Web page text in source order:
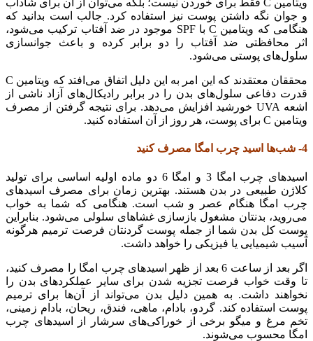
ویتامین C فقط برای خوردن نیست؛ بلکه می‌توان از آن برای شاداب
و جوان نگه داشتن پوست نیز استفاده کرد. جالب است بدانید که
هنگامی که ویتامین C با SPF موجود در ضد آفتاب ترکیب می‌شود،
اثر محافظتی ضد آفتاب را دو برابر کرده و باعث جوانسازی
سلول‌های پوستی می‌شود.
محققان معتقدند كه این امر به این دلیل اتفاق می‌افتد كه ویتامین C
قدرت دفاعی سلول‌های بدن را در برابر رادیكال‌های آزاد ناشی از
اشعه UVA خورشید افزایش می‌دهد. برای نتیجه گرفتن از مصرف
ویتامین C برای پوست، هر روز از آن استفاده کنید.
4- شب‌ها اسید چرب امگا مصرف کنید
اسیدهای چرب امگا 3 و امگا 6 دو ماده اولیه اساسی برای تولید
کلاژن طبیعی در بدن هستند. بهترین زمان برای مصرف اسیدهای
چرب امگا هنگام عصر و شب است. هنگامی که شما به خواب
می‌روید، بدنتان مشغول بازسازی غشاهای سلولی می‌شود. بنابراین
پوست کل بدن شما از جمله پوست گردنتان فرصت ترمیم هرگونه
آسیب شیمیایی یا فیزیکی را خواهد داشت.
اگر بعد از ساعت 6 بعد از ظهر اسیدهای چرب امگا را مصرف کنید،
تا وقت خواب فرصت تجزیه شدن برای سایر عملکردهای بدن را
نخواهند داشت. به همین دلیل بدن می‌تواند از آن‌ها برای ترمیم
پوست استفاده کند. گردو، بادام، ماهی، فندق، ریحان، بادام زمینی،
تخم مرغ و میگو برخی از خوراکی‌های سرشار از اسیدهای چرب
امگا محسوب می‌شوند.